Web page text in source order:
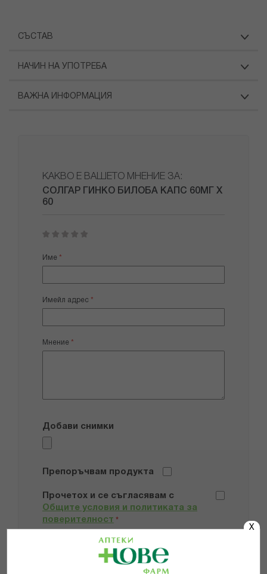
X
СЪСТАВ
НАЧИН НА УПОТРЕБА
ВАЖНА ИНФОРМАЦИЯ
КАКВО Е ВАШЕТО МНЕНИЕ ЗА:
СОЛГАР ГИНКО БИЛОБА КАПС 60МГ Х
60
star
stars
stars
stars
stars
Име
Имейл адрес
Мнение
Добави снимки
Препоръчвам продукта
Прочетох и се съгласявам с
Общите условия и политиката за
поверителност *
ИЗПРАТИ